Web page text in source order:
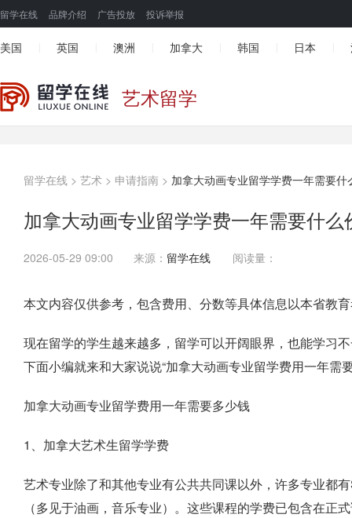
留学在线 品牌介绍 广告投放 投诉举报
美国 英国 澳洲 加拿大 韩国 日本
艺术留学
留学在线 > 艺术 > 申请指南 > 加拿大动画专业留学学费一年需要
加拿大动画专业留学学费一年需要什
2026-05-29 09:00 来源： 留学在线 阅读量：
本文内容仅供参考，包含费用、分数等具体信息以本省教
现在留学的学生越来越多，留学可以开阔眼界，也能学习
下面小编就来和大家说说“加拿大动画专业留学费用一年需
加拿大动画专业留学费用一年需要多少钱
1、加拿大艺术生留学学费
艺术专业除了和其他专业有公共共同课以外，许多专业都
（多见于油画，音乐专业）。这些课程的学费已包含在正